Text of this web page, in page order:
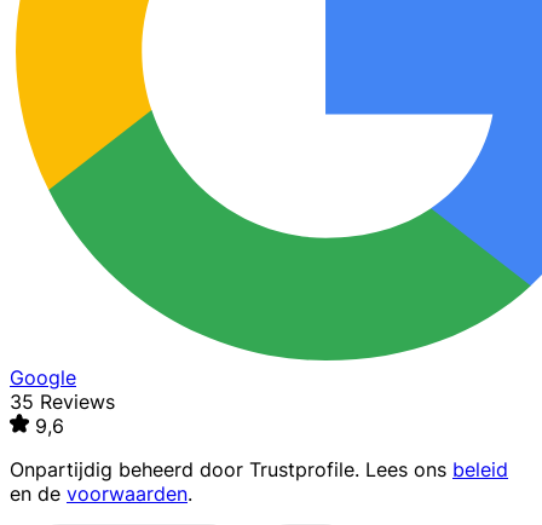
Google
35 Reviews
9,6
Onpartijdig beheerd door Trustprofile. Lees ons beleid
en de voorwaarden.